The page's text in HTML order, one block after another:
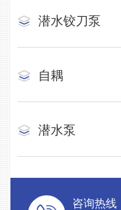
潜水铰刀泵
自耦
潜水泵
咨询热线